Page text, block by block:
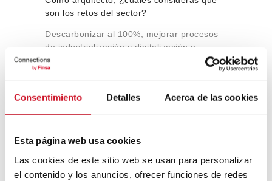
Consentimiento Detalles Acerca de las cookies
Esta página web usa cookies
Las cookies de este sitio web se usan para personalizar
el contenido y los anuncios, ofrecer funciones de redes
son los retos del sector?
Descarbonizar al 100%, mejorar procesos
de industrialización y digitalización e
impulsar la rehabilitación con sistemas
prefabricados.
¿Cuáles son tus referentes profesionales,
Cito a varios profesionales. En primer lugar,
a Alan Organski, profesor en Yale y director
de Innovación en Bauhaus Earth. También